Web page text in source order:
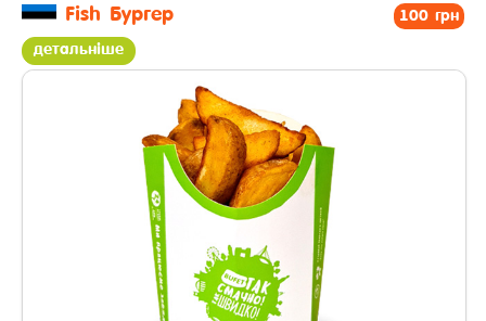
100 грн
Fish Бургер
детальніше